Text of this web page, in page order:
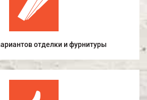
отделки и фурнитуры